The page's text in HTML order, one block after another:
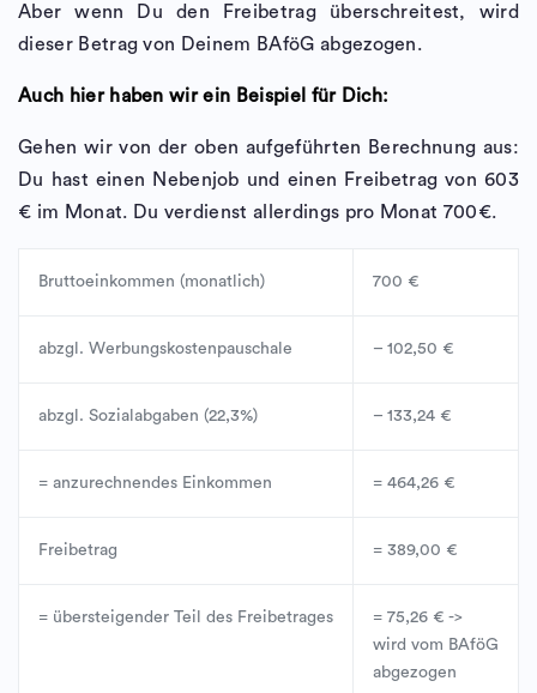
Aber wenn Du den Freibetrag überschreitest, wird
dieser Betrag von Deinem BAföG abgezogen.
Auch hier haben wir ein Beispiel für Dich:
Gehen wir von der oben aufgeführten Berechnung aus:
Du hast einen Nebenjob und einen Freibetrag von 603
€ im Monat. Du verdienst allerdings pro Monat 700€.
Bruttoeinkommen (monatlich) 700 €
abzgl. Werbungskostenpauschale – 102,50 €
abzgl. Sozialabgaben (22,3%) – 133,24 €
= anzurechnendes Einkommen = 464,26 €
Freibetrag = 389,00 €
= übersteigender Teil des Freibetrages
= 75,26 € ->
wird vom BAföG
abgezogen